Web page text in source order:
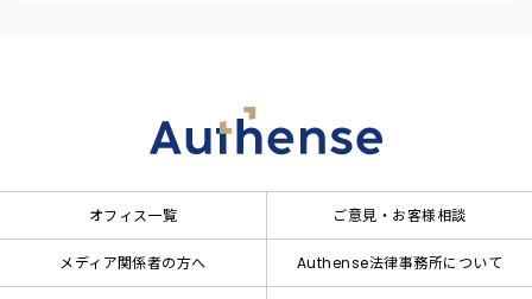
オフィス一覧 ご意見・お客様相談
メディア関係者の方へ Authense法律事務所について